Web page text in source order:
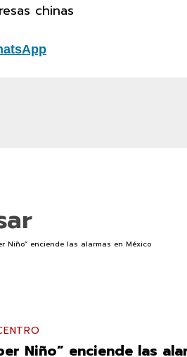
chinas
Niño” enciende las